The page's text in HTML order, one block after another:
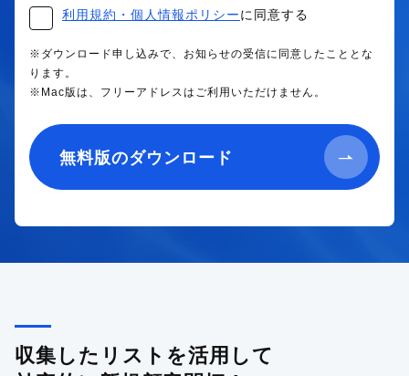
利用規約・個人情報ポリシー に同意する
※ダウンロード申し込みで、お知らせの受信に同意したこととな
ります。
※Mac版は、フリーアドレスはご利用いただけません。
無料版のダウンロード
収集したリストを活用して